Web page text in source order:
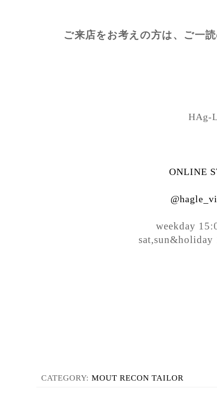
ご来店をお考えの方は、ご一
HAg-
ONLINE
weekday
sat,sun&holiday
CATEGORY: MOUT RECON TAILOR